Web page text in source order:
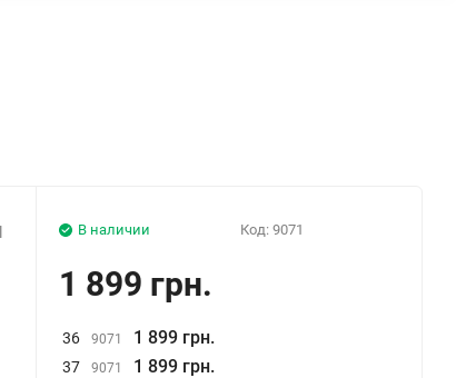
В наличии Код: 9071
1 899 грн.
36 9071 1 899 грн.
37 9071 1 899 грн.